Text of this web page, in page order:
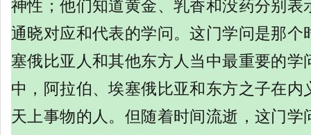
神性；他们知道黄金、乳香和没药分别表
通晓对应和代表的学问。这门学问是那个
塞俄比亚人和其他东方人当中最重要的学
中，阿拉伯、埃塞俄比亚和东方之子在内
天上事物的人。但随着时间流逝，这门学